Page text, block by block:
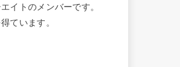
イトのメンバーです。
ています。